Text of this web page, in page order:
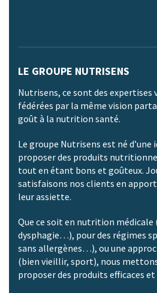
LE GROUPE NUTRISENS
Nutrisens, ce sont des expertises
fédérées par la même vision
goût à la nutrition santé.
Le groupe Nutrisens est né d’une
proposer des produits
tout en étant bons et goûteux.
satisfaisons nos clients en
leur assiette.
Que ce soit en nutrition
dysphagie…), pour des régimes
sans allergènes…), ou une
(bien vieillir, sport), nous
proposer des produits efficaces et